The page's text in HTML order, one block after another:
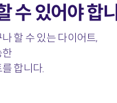
수 있어야 합
나할 수 있는 다이어트,
한
합니다.